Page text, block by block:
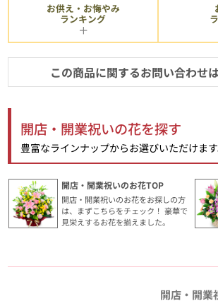
お供え・お悔やみ
ランキング
この商品に関するお問い合わせ
開店・開業祝いの花を探す
豊富なラインナップからお選びいただけます
開店・開業祝いのお花TOP
開店・開業祝いのお花をお探しの方
は、まずこちらをチェック！ 豪華で
見栄えするお花を揃えました。
開店・開業